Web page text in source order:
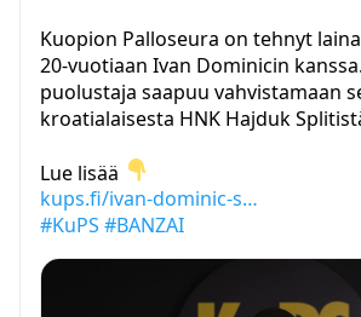
Kuopion Palloseura on tehnyt
20-vuotiaan Ivan Dominicin
puolustaja saapuu vahvistamaan
kroatialaisesta HNK Hajduk
Lue lisää
kups.fi/ivan-dominic-s…
#KuPS #BANZAI